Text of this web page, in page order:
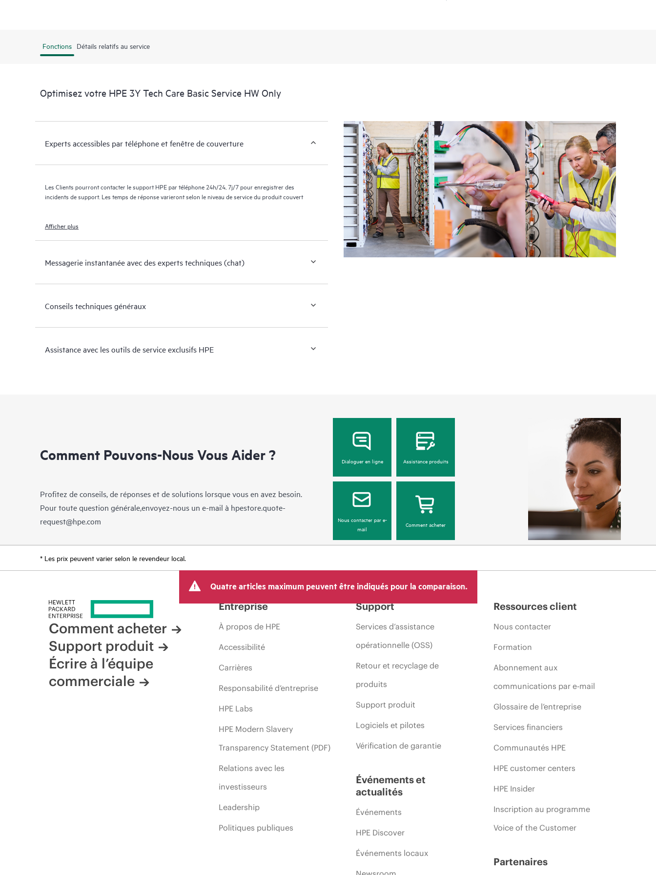
Fonctions Détails relatifs au service
Optimisez votre HPE 3Y Tech Care Basic Service HW Only
Experts accessibles par téléphone et fenêtre de couverture
Les Clients pourront contacter le support HPE par téléphone 24h/24, 7j/7 pour enregistrer des
incidents de support. Les temps de réponse varieront selon le niveau de service du produit couvert
Afficher plus
Messagerie instantanée avec des experts techniques (chat)
Conseils techniques généraux
Assistance avec les outils de service exclusifs HPE
Comment Pouvons-Nous Vous Aider ?
Profitez de conseils, de réponses et de solutions lorsque vous en avez besoin.
Pour toute question générale,envoyez-nous un e-mail à hpestore.quote-
request@hpe.com
Dialoguer en ligne Assistance produits
Nous contacter par e-
mail
Comment acheter
* Les prix peuvent varier selon le revendeur local.
Quatre articles maximum peuvent être indiqués pour la comparaison.
Comment acheter
Support produit
Écrire à l’équipe
commerciale
Entreprise
À propos de HPE
Accessibilité
Carrières
Responsabilité d’entreprise
HPE Labs
HPE Modern Slavery
Transparency Statement (PDF)
Relations avec les
investisseurs
Leadership
Politiques publiques
Support
Services d’assistance
opérationnelle (OSS)
Retour et recyclage de
produits
Support produit
Logiciels et pilotes
Vérification de garantie
Événements et
actualités
Événements
HPE Discover
Événements locaux
Ressources client
Nous contacter
Formation
Abonnement aux
communications par e-mail
Glossaire de l’entreprise
Services financiers
Communautés HPE
HPE customer centers
HPE Insider
Inscription au programme
Voice of the Customer
Partenaires